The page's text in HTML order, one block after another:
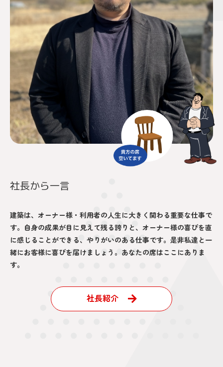
社長から一言
建築は、オーナー様・利用者の人生に大きく関わる重要な仕事で
す。自身の成果が目に見えて残る誇りと、オーナー様の喜びを直
に感じることができる、やりがいのある仕事です。是非私達と一
緒にお客様に喜びを届けましょう。あなたの席はここにありま
す。
社長紹介